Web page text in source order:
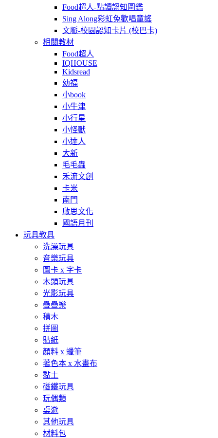
Food超人-點讀認知圖鑑
Sing Along彩虹兔歡唱童謠
文脈-校園認知卡片 (校巴卡)
相關教材
Food超人
IQHOUSE
Kidsread
幼福
小book
小牛津
小行星
小怪獸
小達人
大新
毛毛蟲
禾流文創
卡米
南門
啟思文化
國語月刊
玩具教具
洗澡玩具
音樂玩具
圖卡 x 字卡
木頭玩具
光影玩具
疊疊樂
積木
拼圖
貼紙
顏料 x 蠟筆
著色本 x 水畫布
黏土
磁鐵玩具
玩偶類
桌遊
其他玩具
材料包